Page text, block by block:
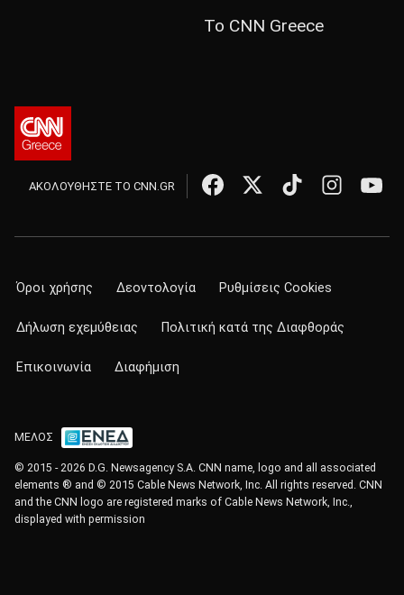
Το CNN Greece
ΑΚΟΛΟΥΘΗΣΤΕ ΤΟ CNN.GR
Όροι χρήσης Δεοντολογία Ρυθμίσεις Cookies
Δήλωση εχεμύθειας Πολιτική κατά της Διαφθοράς
Επικοινωνία Διαφήμιση
ΜΕΛΟΣ
© 2015 - 2026 D.G. Newsagency S.A. CNN name, logo and all associated
elements ® and © 2015 Cable News Network, Inc. All rights reserved. CNN
and the CNN logo are registered marks of Cable News Network, Inc.,
displayed with permission